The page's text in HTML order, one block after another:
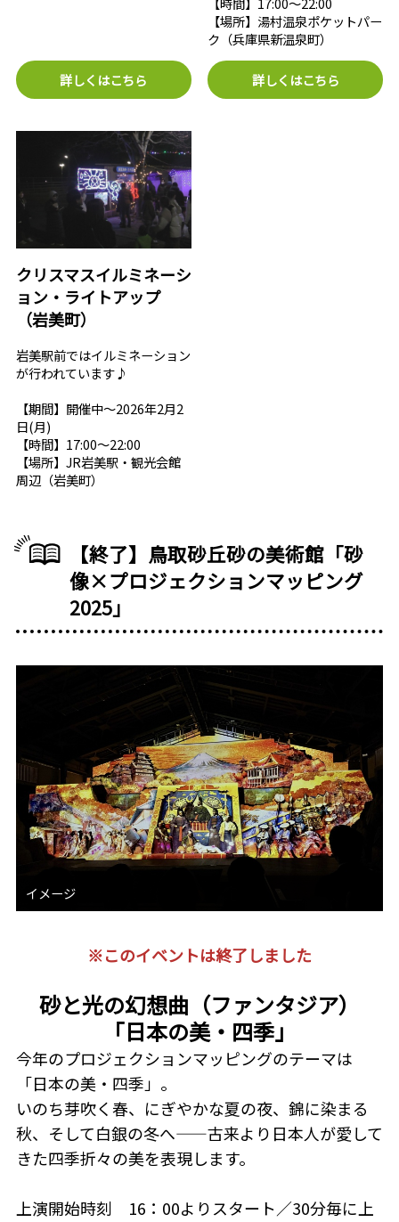
詳しくはこちら
【場所】湯村温泉ポケットパー
ク（兵庫県新温泉町）
詳しくはこちら
クリスマスイルミネーシ
ョン・ライトアップ
（岩美町）
岩美駅前ではイルミネーション
が行われています♪
【期間】開催中～2026年2月2
日(月)
【時間】17:00～22:00
【場所】JR岩美駅・観光会館
周辺（岩美町）
【終了】鳥取砂丘砂の美術館「砂
像×プロジェクションマッピング
2025」
※このイベントは終了しました
砂と光の幻想曲（ファンタジア）
「日本の美・四季」
今年のプロジェクションマッピングのテーマは
「日本の美・四季」。
いのち芽吹く春、にぎやかな夏の夜、錦に染まる
秋、そして白銀の冬へ——古来より日本人が愛して
きた四季折々の美を表現します。
上演開始時刻 16：00よりスタート／30分毎に上